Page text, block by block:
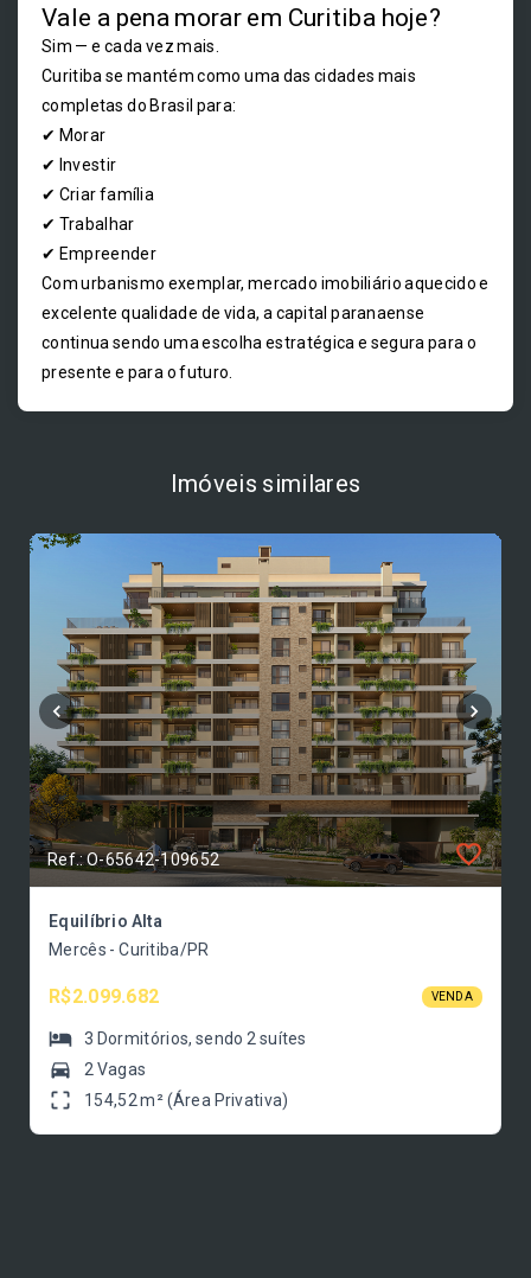
Vale a pena morar em Curitiba hoje?
Sim — e cada vez mais.
Curitiba se mantém como uma das cidades mais
completas do Brasil para:
✔ Morar
✔ Investir
✔ Criar família
✔ Trabalhar
✔ Empreender
Com urbanismo exemplar, mercado imobiliário aquecido e
excelente qualidade de vida, a capital paranaense
continua sendo uma escolha estratégica e segura para o
presente e para o futuro.
Imóveis similares
Ref.: O-65642-109652
Equilíbrio Alta
Mercês - Curitiba/PR
R$2.099.682 VENDA
3 Dormitórios, sendo 2 suítes
2 Vagas
154,52 m² (Área Privativa)